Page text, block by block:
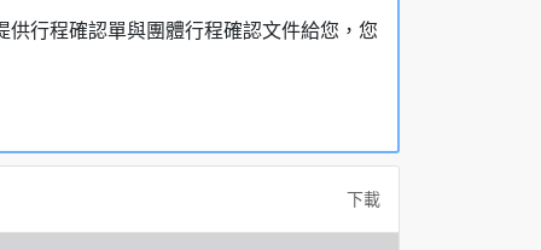
行程確認單與團體行程確認文件給您，您
下載